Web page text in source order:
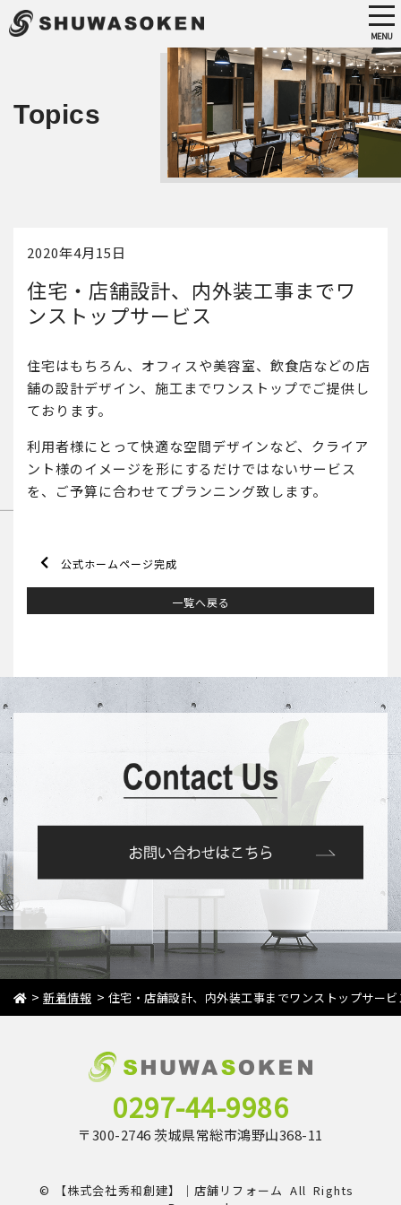
content
MENU
Topics
2020年4月15日
住宅・店舗設計、内外装工事までワ
ンストップサービス
住宅はもちろん、オフィスや美容室、飲食店などの店
舗の設計デザイン、施工までワンストップでご提供し
ております。
利用者様にとって快適な空間デザインなど、クライア
ント様のイメージを形にするだけではないサービス
を、ご予算に合わせてプランニング致します。
公式ホームページ完成
一覧へ戻る
> 新着情報 > 住宅・店舗設計、内外装工事までワンストップサービ
0297-44-9986
〒300-2746 茨城県常総市鴻野山368-11
© 【株式会社秀和創建】｜店舗リフォーム All Rights